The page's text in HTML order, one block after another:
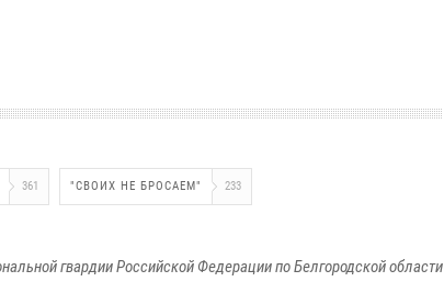
361 "СВОИХ НЕ БРОСАЕМ" 233
гвардии Российской Федерации по Белгородской области